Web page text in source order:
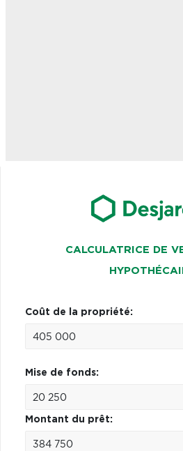
CALCULATRICE DE
Coût de la propriété:
Mise de fonds:
Montant du prêt: